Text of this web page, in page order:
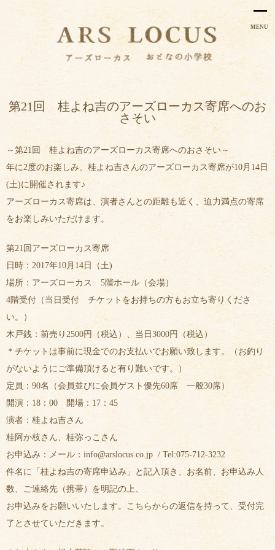
MENU
第21回 桂よね吉のアーズローカス寄席へのお
さそい
～第21回 桂よね吉のアーズローカス寄席へのおさそい～
年に2度のお楽しみ、桂よね吉さんのアーズローカス寄席が10月14日
(土)に開催されます♪
アーズローカス寄席は、演者さんとの距離も近く、迫力満点の寄席
をお楽しみいただけます。
第21回アーズローカス寄席
日時：2017年10月14日（土)
場所：アーズローカス 5階ホール（会場）
4階受付（当日受付 チケットをお持ちの方もお立ち寄りくださ
い。）
木戸銭：前売り2500円（税込）、当日3000円（税込）
＊チケットは事前に現金でのお支払いでお願い致します。（お釣り
がないようにご準備頂けると有り難いです。）
定員：90名（会員並びに会員ゲスト優先60席 一般30席）
開演：18：00 開場：17：45
演者：桂よね吉さん
桂阿か枝さん、桂弥っこさん
お申込み：メール：info@arslocus.co.jp / Tel:075-712-3232
件名に「桂よね吉の寄席申込み」と記入頂き、お名前、お申込み人
数、ご連絡先（携帯）を明記の上、
お申込みをお願いいたします。こちらからの返信を持って、受付完
了とさせていただきます。